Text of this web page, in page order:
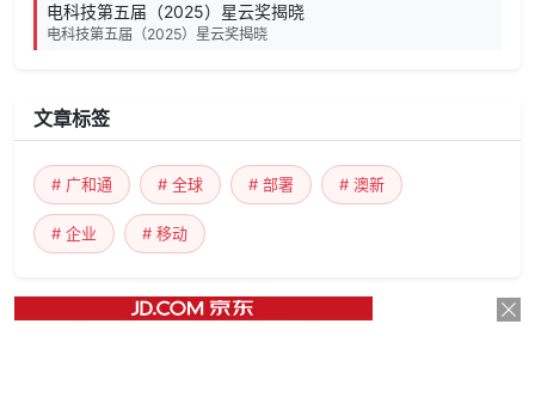
电科技第五届（2025）星云奖揭晓
电科技第五届（2025）星云奖揭晓
文章标签
# 广和通 # 全球 # 部署 # 澳新
# 企业 # 移动